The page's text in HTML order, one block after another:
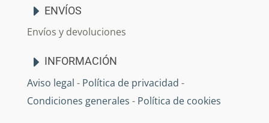
ENVÍOS
Envíos y devoluciones
INFORMACIÓN
Aviso legal - Política de privacidad -
Condiciones generales - Política de cookies